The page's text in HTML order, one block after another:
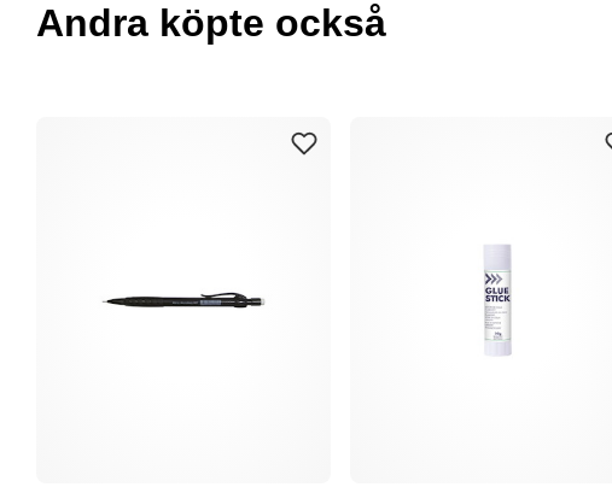
Andra köpte också